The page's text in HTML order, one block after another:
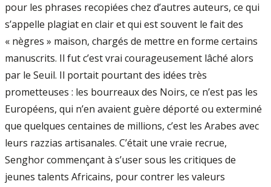
pour les phrases recopiées chez d’autres auteurs, ce qui
s’appelle plagiat en clair et qui est souvent le fait des
« nègres » maison, chargés de mettre en forme certains
manuscrits. Il fut c’est vrai courageusement lâché alors
par le Seuil. Il portait pourtant des idées très
prometteuses : les bourreaux des Noirs, ce n’est pas les
Européens, qui n’en avaient guère déporté ou exterminé
que quelques centaines de millions, c’est les Arabes avec
leurs razzias artisanales. C’était une vraie recrue,
Senghor commençant à s’user sous les critiques de
jeunes talents Africains, pour contrer les valeurs